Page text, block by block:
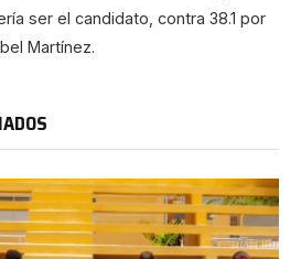
ser el candidato, contra 38.1 por
Martínez.